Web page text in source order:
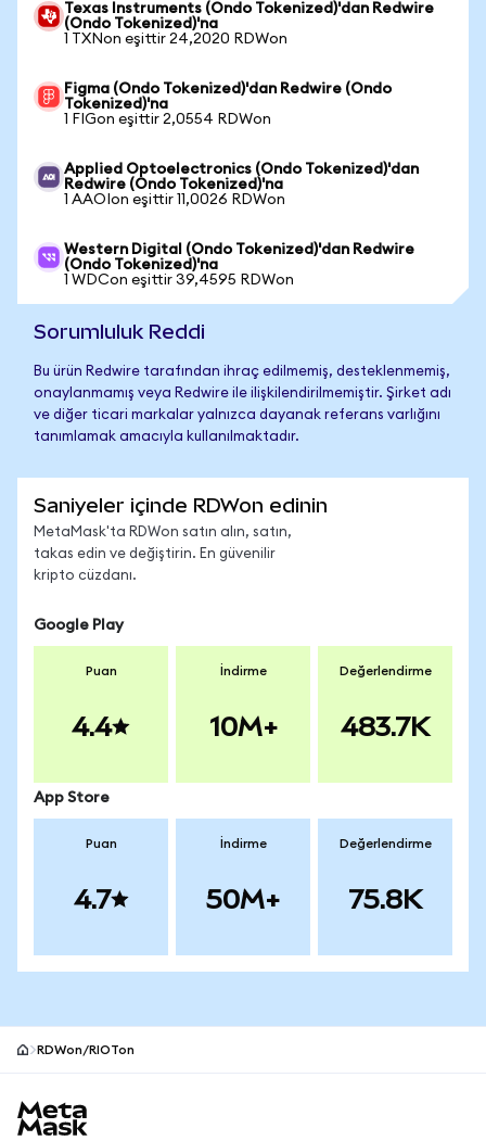
Texas Instruments (Ondo Tokenized)'dan Redwire
(Ondo Tokenized)'na
1 TXNon eşittir 24,2020 RDWon
Figma (Ondo Tokenized)'dan Redwire (Ondo
Tokenized)'na
1 FIGon eşittir 2,0554 RDWon
Applied Optoelectronics (Ondo Tokenized)'dan
Redwire (Ondo Tokenized)'na
1 AAOIon eşittir 11,0026 RDWon
Western Digital (Ondo Tokenized)'dan Redwire
(Ondo Tokenized)'na
1 WDCon eşittir 39,4595 RDWon
Sorumluluk Reddi
Bu ürün Redwire tarafından ihraç edilmemiş, desteklenmemiş,
onaylanmamış veya Redwire ile ilişkilendirilmemiştir. Şirket adı
ve diğer ticari markalar yalnızca dayanak referans varlığını
tanımlamak amacıyla kullanılmaktadır.
Saniyeler içinde RDWon edinin
MetaMask'ta RDWon satın alın, satın,
takas edin ve değiştirin. En güvenilir
kripto cüzdanı.
Google Play
Puan
4.4
İndirme
10M+
Değerlendirme
483.7K
App Store
Puan
4.7
İndirme
50M+
Değerlendirme
75.8K
RDWon/RIOTon